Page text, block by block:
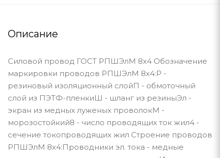
Описание
Силовой провод ГОСТ РПШЭлМ 8х4 Обозначение
маркировки проводов РПШЭлМ 8х4:Р -
резиновый изоляционный слойП - обмоточный
слой из ПЭТФ-пленкиШ - шланг из резиныЭл -
экран из медных луженых проволокМ -
морозостойкий8 - число проводящих ток жил4 -
сечение токопроводящих жил Строение проводов
РПШЭлМ 8х4:Проводники эл. тока - медные